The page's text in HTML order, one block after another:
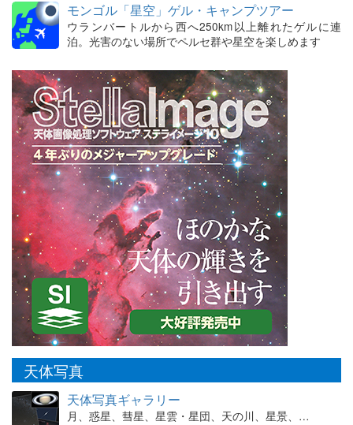
モンゴル「星空」ゲル・キャンプツアー
ウランバートルから西へ250km以上離れたゲルに連
泊。光害のない場所でペルセ群や星空を楽しめます
天体写真
天体写真ギャラリー
月、惑星、彗星、星雲・星団、天の川、星景、…